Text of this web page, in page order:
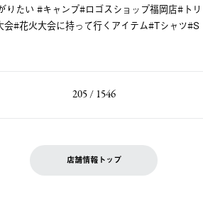
たい #キャンプ#ロゴスショップ福岡店#トリ
#花火大会に持って行くアイテム#Tシャツ#S
205 / 1546
店舗情報トップ